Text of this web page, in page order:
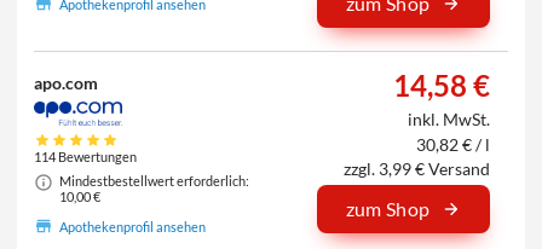
Apothekenprofil ansehen
apo.com
114 Bewertungen
Mindestbestellwert erforderlich:
10,00 €
Apothekenprofil ansehen
14,58 €
inkl. MwSt.
30,82 € / l
zzgl. 3,99 € Versand
zum Shop